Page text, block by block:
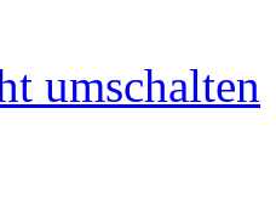
umschalten